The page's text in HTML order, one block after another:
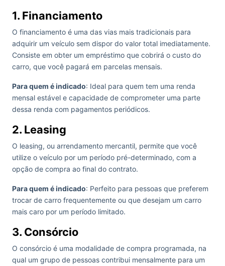
1. Financiamento
O financiamento é uma das vias mais tradicionais para
adquirir um veículo sem dispor do valor total imediatamente.
Consiste em obter um empréstimo que cobrirá o custo do
carro, que você pagará em parcelas mensais.
Para quem é indicado: Ideal para quem tem uma renda
mensal estável e capacidade de comprometer uma parte
dessa renda com pagamentos periódicos.
2. Leasing
O leasing, ou arrendamento mercantil, permite que você
utilize o veículo por um período pré-determinado, com a
opção de compra ao final do contrato.
Para quem é indicado: Perfeito para pessoas que preferem
trocar de carro frequentemente ou que desejam um carro
mais caro por um período limitado.
3. Consórcio
O consórcio é uma modalidade de compra programada, na
qual um grupo de pessoas contribui mensalmente para um